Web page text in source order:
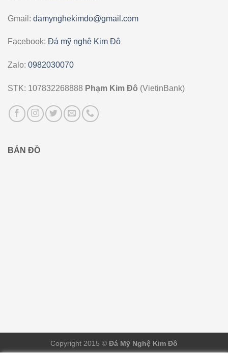
Gmail: damynghekimdo@gmail.com
Facebook: Đá mỹ nghệ Kim Đô
Zalo: 0982030070
STK: 107832268888 Phạm Kim Đô (VietinBank)
BẢN ĐỒ
Copyright 2015 © Đá Mỹ Nghệ Kim Đô